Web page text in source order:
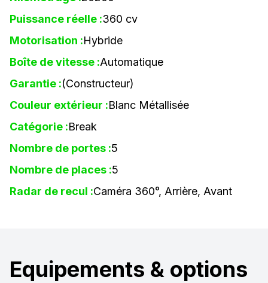
Puissance réelle :360 cv
Motorisation :Hybride
Boîte de vitesse :Automatique
Garantie :(Constructeur)
Couleur extérieur :Blanc Métallisée
Catégorie :Break
Nombre de portes :5
Nombre de places :5
Radar de recul :Caméra 360°, Arrière, Avant
Equipements & options